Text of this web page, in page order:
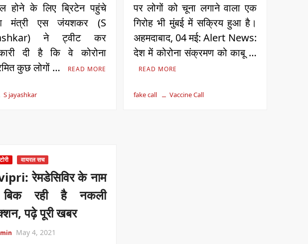
होने के लिए ब्रिटेन पहुंचे
मंत्री एस जंयशकर (S
ने ट्वीट कर
दी है कि वे कोरोना
कुछ लोगों …
READ MORE
S jayashkar
पर लोगों को चूना लगाने वाला एक
गिरोह भी मुंबई में सक्रिय हुआ है।
अहमदाबाद, 04 मई: Alert News:
देश में कोरोना संक्रमण को काबू …
READ MORE
fake call Vaccine Call
वायरल सच
रेमडेसिविर के नाम
रही है नकली
पढ़े पूरी खबर
May 4, 2021